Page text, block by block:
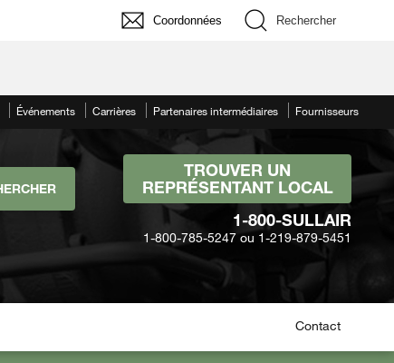
Coordonnées Rechercher
Événements Carrières Partenaires intermédiaires Fournisseurs
TROUVER UN
REPRÉSENTANT LOCAL
1-800-SULLAIR
1-800-785-5247 ou 1-219-879-5451
Contact